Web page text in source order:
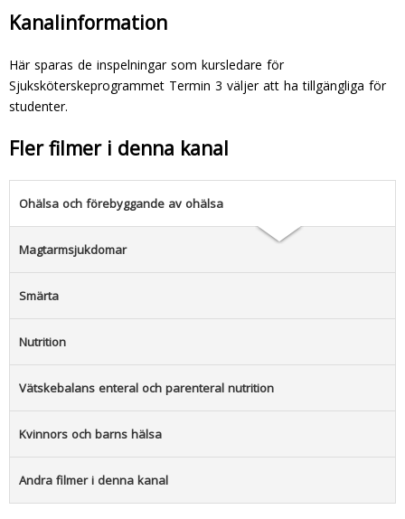
Kanalinformation
Här sparas de inspelningar som kursledare för
Sjuksköterskeprogrammet Termin 3 väljer att ha tillgängliga för
studenter.
Fler filmer i denna kanal
Ohälsa och förebyggande av ohälsa
Magtarmsjukdomar
Smärta
Nutrition
Vätskebalans enteral och parenteral nutrition
Kvinnors och barns hälsa
Andra filmer i denna kanal